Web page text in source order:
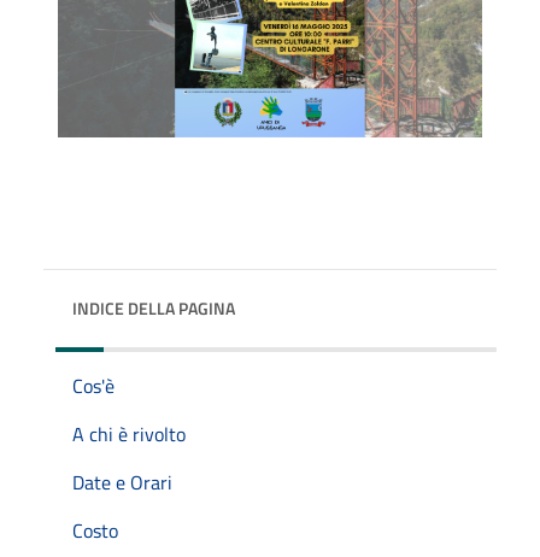
INDICE DELLA PAGINA
Cos'è
A chi è rivolto
Date e Orari
Costo